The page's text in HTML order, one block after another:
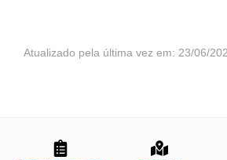
Atualizado pela última vez em: 23/06/